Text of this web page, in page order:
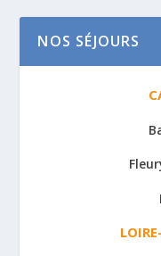
NOS SÉJOURS